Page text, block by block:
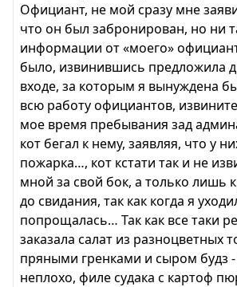
Официант, не мой сразу мне
что он был забронирован, но ни
информации от «моего»
было, извинившись предложила
входе, за которым я вынуждена
всю работу официантов,
мое время пребывания зад
кот бегал к нему, заявляя, что у
пожарка…, кот кстати так и не
мной за свой бок, а только лишь
до свидания, так как когда я
попрощалась… Так как все таки
заказала салат из разноцветных
пряными гренками и сыром будз
неплохо, филе судака с картоф